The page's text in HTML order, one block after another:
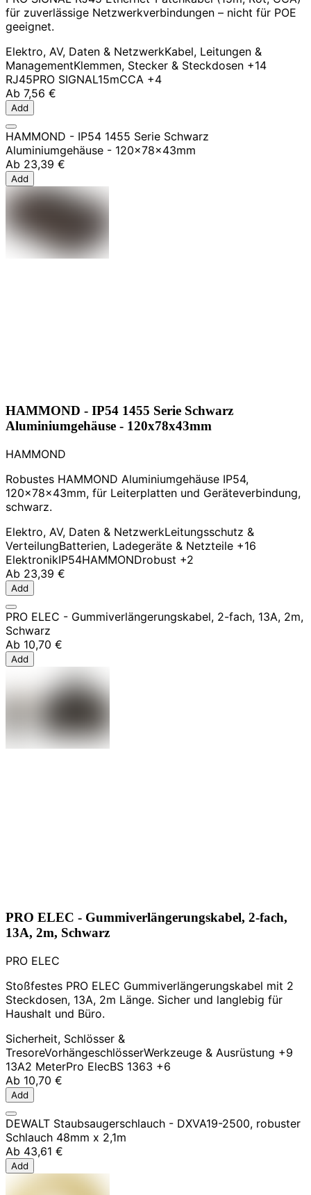
für zuverlässige Netzwerkverbindungen – nicht für POE
geeignet.
Elektro, AV, Daten & NetzwerkKabel, Leitungen &
ManagementKlemmen, Stecker & Steckdosen +14
RJ45PRO SIGNAL15mCCA +4
Ab 7,56 €
Add
HAMMOND - IP54 1455 Serie Schwarz
Aluminiumgehäuse - 120x78x43mm
Ab 23,39 €
Add
HAMMOND - IP54 1455 Serie Schwarz
Aluminiumgehäuse - 120x78x43mm
HAMMOND
Robustes HAMMOND Aluminiumgehäuse IP54,
120x78x43mm, für Leiterplatten und Geräteverbindung,
schwarz.
Elektro, AV, Daten & NetzwerkLeitungsschutz &
VerteilungBatterien, Ladegeräte & Netzteile +16
ElektronikIP54HAMMONDrobust +2
Ab 23,39 €
Add
PRO ELEC - Gummiverlängerungskabel, 2-fach, 13A, 2m,
Schwarz
Ab 10,70 €
Add
PRO ELEC - Gummiverlängerungskabel, 2-fach,
13A, 2m, Schwarz
PRO ELEC
Stoßfestes PRO ELEC Gummiverlängerungskabel mit 2
Steckdosen, 13A, 2m Länge. Sicher und langlebig für
Haushalt und Büro.
Sicherheit, Schlösser &
TresoreVorhängeschlösserWerkzeuge & Ausrüstung +9
13A2 MeterPro ElecBS 1363 +6
Ab 10,70 €
Add
DEWALT Staubsaugerschlauch - DXVA19-2500, robuster
Schlauch 48mm x 2,1m
Ab 43,61 €
Add